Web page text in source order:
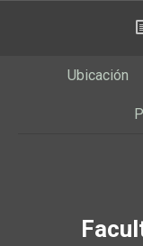
Ubicación